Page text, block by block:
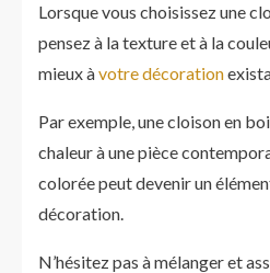
Lorsque vous choisissez une
pensez à la texture et à la
mieux àvotre décoration
Par exemple, une cloison en
chaleur à une pièce
colorée peut devenir un
décoration.
N’hésitez pas à mélanger et